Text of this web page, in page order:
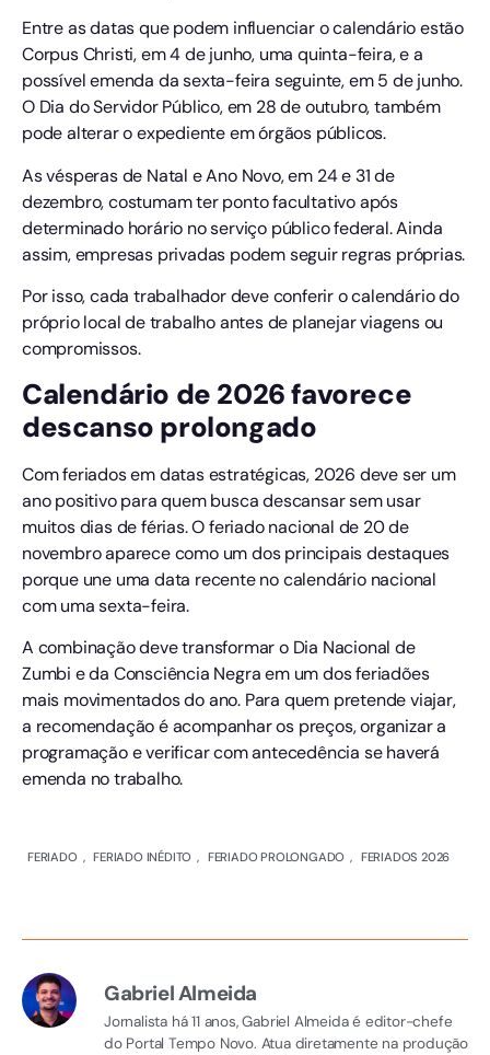
Entre as datas que podem influenciar o calendário estão
Corpus Christi, em 4 de junho, uma quinta-feira, e a
possível emenda da sexta-feira seguinte, em 5 de junho.
O Dia do Servidor Público, em 28 de outubro, também
pode alterar o expediente em órgãos públicos.
As vésperas de Natal e Ano Novo, em 24 e 31 de
dezembro, costumam ter ponto facultativo após
determinado horário no serviço público federal. Ainda
assim, empresas privadas podem seguir regras próprias.
Por isso, cada trabalhador deve conferir o calendário do
próprio local de trabalho antes de planejar viagens ou
compromissos.
Calendário de 2026 favorece
descanso prolongado
Com feriados em datas estratégicas, 2026 deve ser um
ano positivo para quem busca descansar sem usar
muitos dias de férias. O feriado nacional de 20 de
novembro aparece como um dos principais destaques
porque une uma data recente no calendário nacional
com uma sexta-feira.
A combinação deve transformar o Dia Nacional de
Zumbi e da Consciência Negra em um dos feriadões
mais movimentados do ano. Para quem pretende viajar,
a recomendação é acompanhar os preços, organizar a
programação e verificar com antecedência se haverá
emenda no trabalho.
FERIADO , FERIADO INÉDITO , FERIADO PROLONGADO , FERIADOS 2026
Gabriel Almeida
Jornalista há 11 anos, Gabriel Almeida é editor-chefe
do Portal Tempo Novo. Atua diretamente na produção